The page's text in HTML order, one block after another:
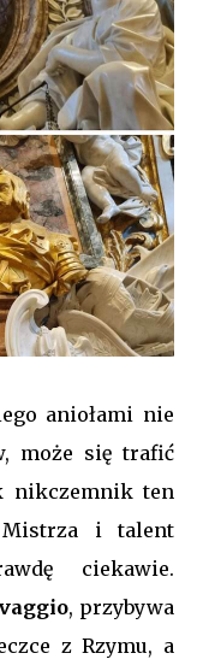
aniołami nie
może się trafić
nikczemnik ten
Mistrza i talent
ciekawie.
, przybywa
z Rzymu, a